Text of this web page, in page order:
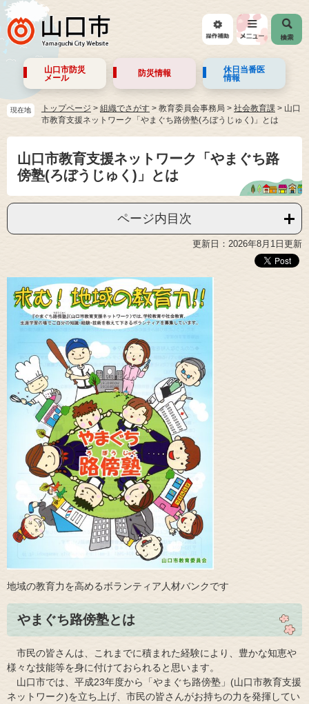
山口市防災
メール
防災情報
休日当番医
情報
現在地 トップページ > 組織でさがす > 教育委員会事務局 > 社会教育課 > 山口
市教育支援ネットワーク「やまぐち路傍塾(ろぼうじゅく)」とは
山口市教育支援ネットワーク「やまぐち路
傍塾(ろぼうじゅく)」とは
ページ内目次
更新日：2026年8月1日更新
地域の教育力を高めるボランティア人材バンクです
やまぐち路傍塾とは
市民の皆さんは、これまでに積まれた経験により、豊かな知恵や
様々な技能等を身に付けておられると思います。
山口市では、平成23年度から「やまぐち路傍塾」(山口市教育支援
ネットワーク)を立ち上げ、市民の皆さんがお持ちの力を発揮してい